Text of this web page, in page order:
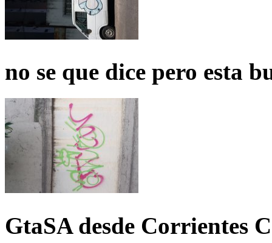
no se que dice pero esta
GtaSA desde Corrientes